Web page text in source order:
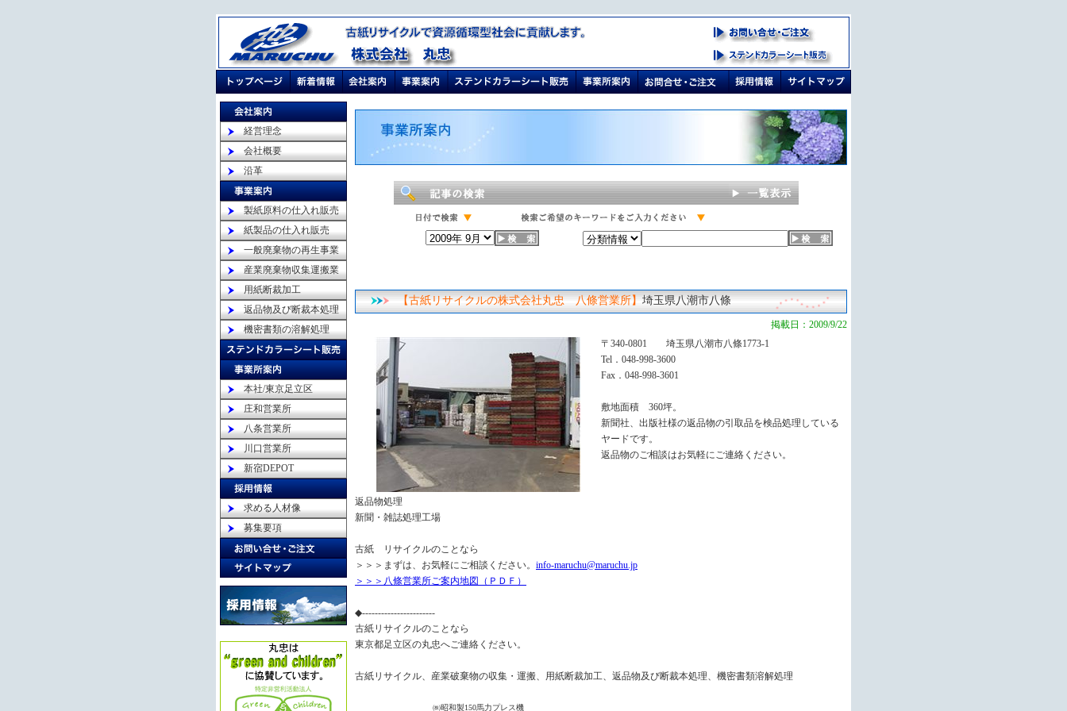
経営理念
会社概要
沿革
製紙原料の仕入れ販売
紙製品の仕入れ販売
一般廃棄物の再生事業
産業廃棄物収集運搬業
用紙断裁加工
返品物及び断裁本処理
機密書類の溶解処理
本社/東京足立区
庄和営業所
八条営業所
川口営業所
新宿DEPOT
求める人材像
募集要項
【古紙リサイクルの株式会社丸忠 八條営業所】埼玉県八潮市八條
掲載日：2009/9/22
〒340-0801 埼玉県八潮市八條1773-1
Tel．048-998-3600
Fax．048-998-3601
敷地面積 360坪。
新聞社、出版社様の返品物の引取品を検品処理している
ヤードです。
返品物のご相談はお気軽にご連絡ください。
返品物処理
新聞・雑誌処理工場
古紙 リサイクルのことなら
＞＞＞まずは、お気軽にご相談ください。 info-maruchu@maruchu.jp
＞＞＞八條営業所ご案内地図（ＰＤＦ）
◆-----------------------
古紙リサイクルのことなら
東京都足立区の丸忠へご連絡ください。
古紙リサイクル、産業破棄物の収集・運搬、用紙断裁加工、返品物及び断裁本処理、機密書類溶解処理
㈱昭和製150馬力プレス機